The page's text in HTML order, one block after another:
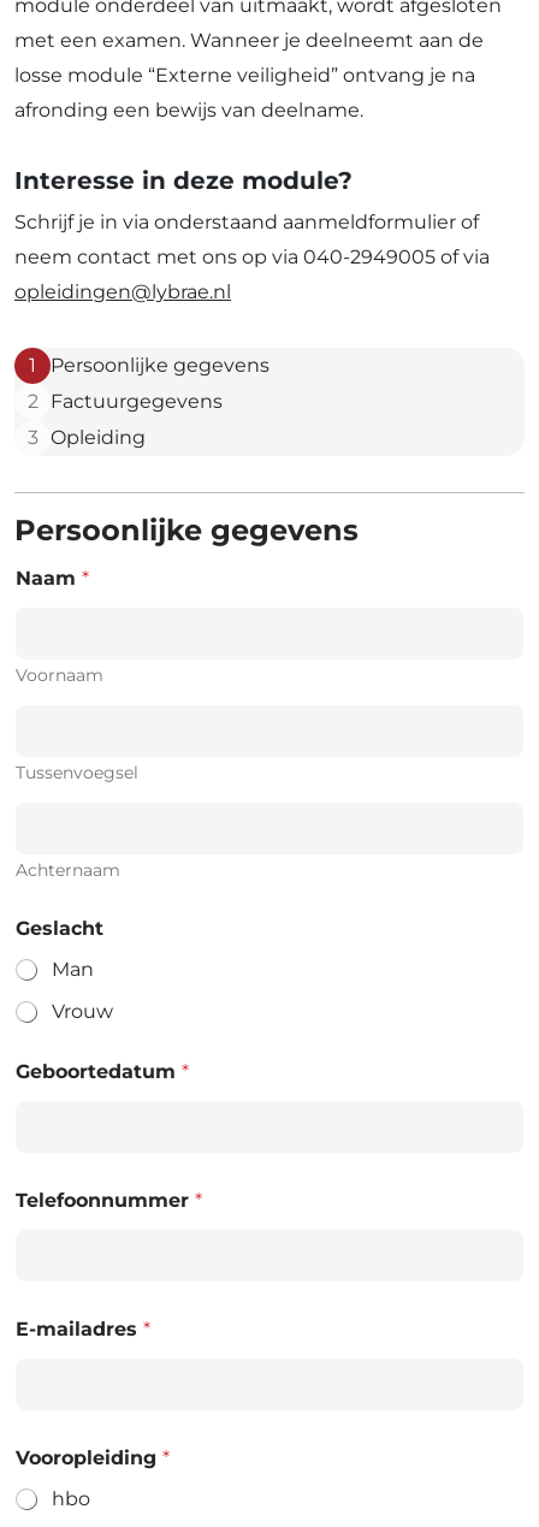
module onderdeel van uitmaakt, wordt afgesloten
met een examen. Wanneer je deelneemt aan de
losse module “Externe veiligheid” ontvang je na
afronding een bewijs van deelname.
Interesse in deze module?
Schrijf je in via onderstaand aanmeldformulier of
neem contact met ons op via 040-2949005 of via
opleidingen@lybrae.nl
1
Persoonlijke gegevens
2
Factuurgegevens
3 Opleiding
Persoonlijke gegevens
Naam *
Voornaam
Tussenvoegsel
Achternaam
Geslacht
Man
Vrouw
Geboortedatum *
Telefoonnummer *
E-mailadres *
Vooropleiding *
hbo